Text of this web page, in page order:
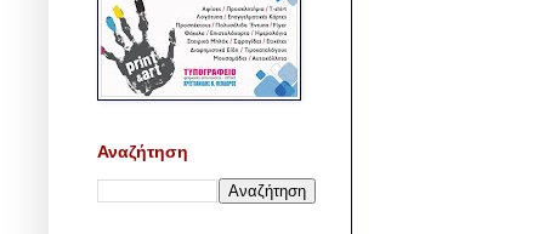
Αναζήτηση